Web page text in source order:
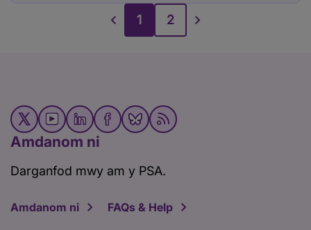
1 2
Amdanom ni
Darganfod mwy am y PSA.
Amdanom ni FAQs & Help